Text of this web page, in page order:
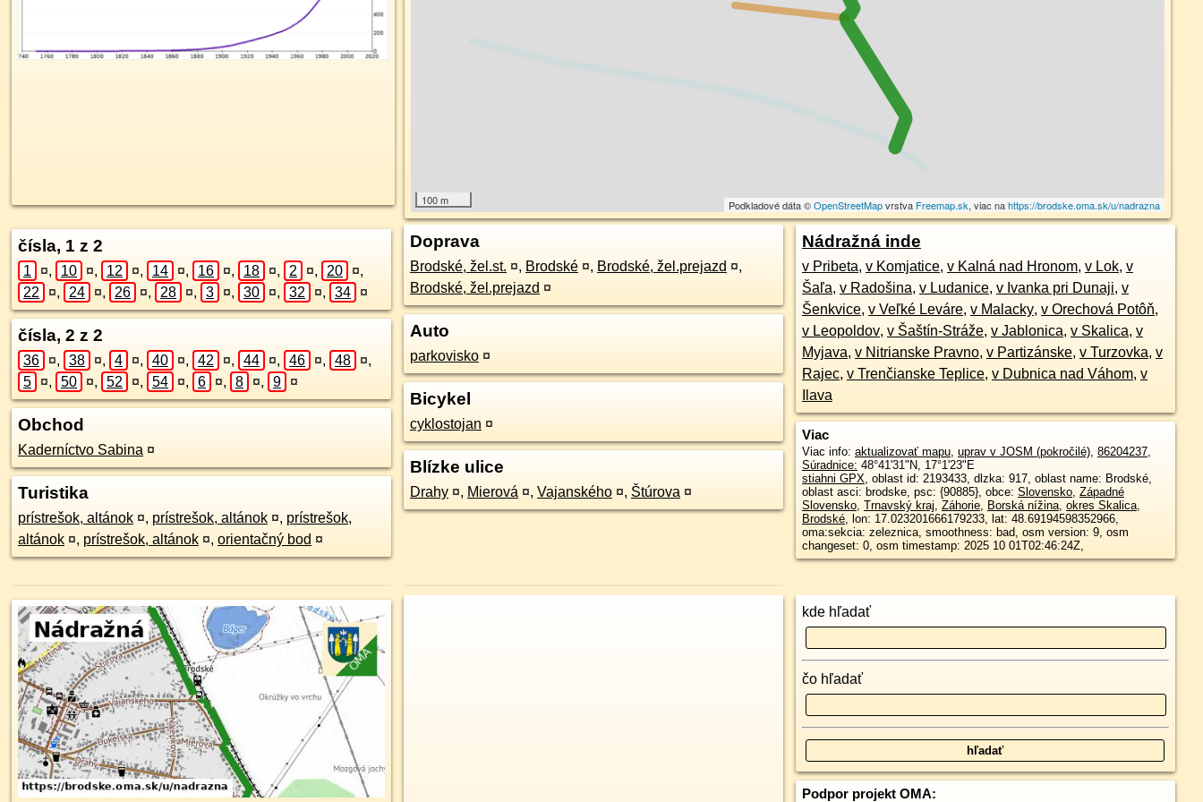
100 m Podkladové dáta ©OpenStreetMapvrstva Freemap.sk, viac nahttps://brodske.oma.sk/u/nadrazna
čísla, 1 z 2
1 ¤, 10 ¤, 12 ¤, 14 ¤, 16 ¤, 18 ¤, 2 ¤, 20 ¤,
22
¤, 24 ¤, 26 ¤, 28 ¤, 3 ¤, 30 ¤, 32 ¤, 34 ¤
čísla, 2 z 2
36 ¤, 38 ¤, 4 ¤, 40 ¤, 42 ¤, 44 ¤, 46 ¤, 48 ¤,
5
¤, 50 ¤, 52 ¤, 54 ¤, 6 ¤, 8 ¤, 9 ¤
Obchod
Kaderníctvo Sabina ¤
Turistika
prístrešok, altánok ¤, prístrešok, altánok ¤, prístrešok,
altánok ¤, prístrešok, altánok ¤, orientačný bod ¤
Doprava
Brodské, žel.st. ¤, Brodské ¤, Brodské, žel.prejazd ¤,
Brodské, žel.prejazd ¤
Auto
parkovisko ¤
Bicykel
cyklostojan ¤
Blízke ulice
Drahy ¤, Mierová ¤, Vajanského ¤, Štúrova ¤
Nádražná inde
v Pribeta, v Komjatice, v Kalná nad Hronom, v Lok, v
Šaľa, v Radošina, v Ludanice, v Ivanka pri Dunaji, v
Šenkvice, v Veľké Leváre, v Malacky, v Orechová Potôň,
v Leopoldov, v Šaštín-Stráže, v Jablonica, v Skalica, v
Myjava, v Nitrianske Pravno, v Partizánske, v Turzovka, v
Rajec, v Trenčianske Teplice, v Dubnica nad Váhom, v
Ilava
Viac
Viac info: aktualizovať mapu, uprav v JOSM (pokročilé), 86204237,
Súradnice: 48°41'31"N, 17°1'23"E
stiahni GPX, oblast id: 2193433, dlzka: 917, oblast name: Brodské,
oblast asci: brodske, psc: {90885}, obce: Slovensko, Západné
Slovensko, Trnavský kraj, Záhorie, Borská nížina, okres Skalica,
Brodské, lon: 17.023201666179233, lat: 48.69194598352966,
oma:sekcia: zeleznica, smoothness: bad, osm version: 9, osm
changeset: 0, osm timestamp: 2025 10 01T02:46:24Z,
kde hľadať
čo hľadať
Podpor projekt OMA: